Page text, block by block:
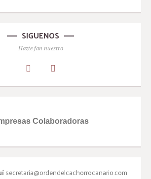
SIGUENOS
Hazte fan nuestro
Colaboradoras
secretaria@ordendelcachorrocanario.com